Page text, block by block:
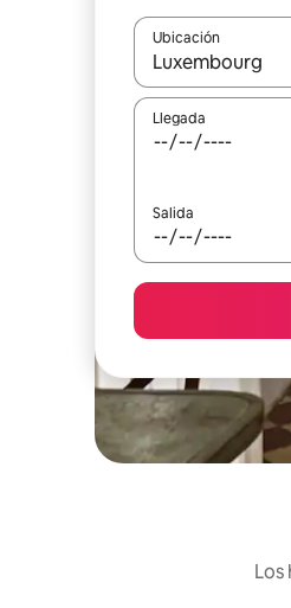
Ubicación
Cuando los
Llegada
Salida